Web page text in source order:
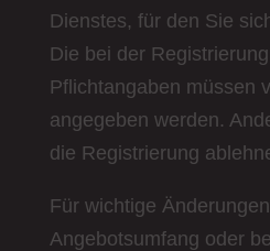
Dienstes, für den Sie
Die bei der
Pflichtangaben müssen
angegeben werden.
die Registrierung
Für wichtige
Angebotsumfang oder